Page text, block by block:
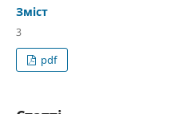
Зміст
3
pdf